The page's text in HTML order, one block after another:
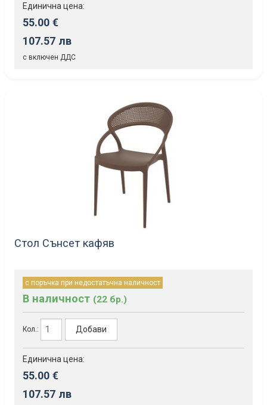
Единична цена:
55.00 €
107.57 лв
с включен ДДС
Стол Сънсет кафяв
с поръчка при недостатъчна наличност
В наличност (22 бр.)
Кол.: Добави
Единична цена:
55.00 €
107.57 лв